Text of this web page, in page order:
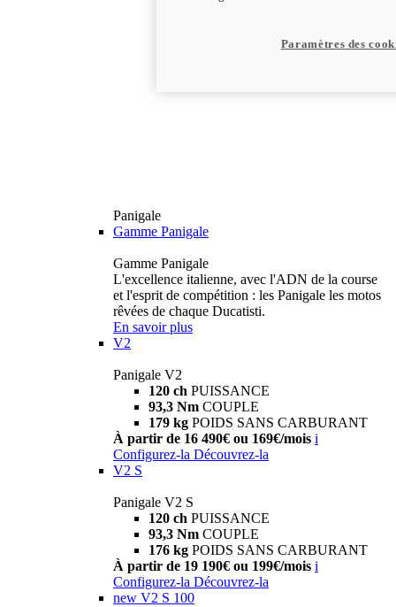
Panigale
Gamme Panigale
Gamme Panigale
L'excellence italienne, avec l'ADN de la course
et l'esprit de compétition : les Panigale les motos
rêvées de chaque Ducatisti.
En savoir plus
V2
Panigale V2
120 ch PUISSANCE
93,3 Nm COUPLE
179 kg POIDS SANS CARBURANT
À partir de 16 490€ ou 169€/mois i
Configurez-la Découvrez-la
V2 S
Panigale V2 S
120 ch PUISSANCE
93,3 Nm COUPLE
176 kg POIDS SANS CARBURANT
À partir de 19 190€ ou 199€/mois i
Configurez-la Découvrez-la
new V2 S 100
Paramètres des